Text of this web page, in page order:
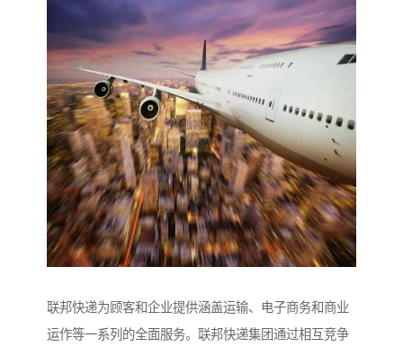
联邦快递为顾客和企业提供涵盖运输、电子商务和商业
运作等一系列的全面服务。联邦快递集团通过相互竞争